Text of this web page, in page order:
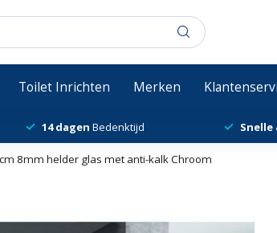
Toilet Inrichten Merken
14 dagen Bedenktijd Snelle
8mm helder glas met anti-kalk Chroom